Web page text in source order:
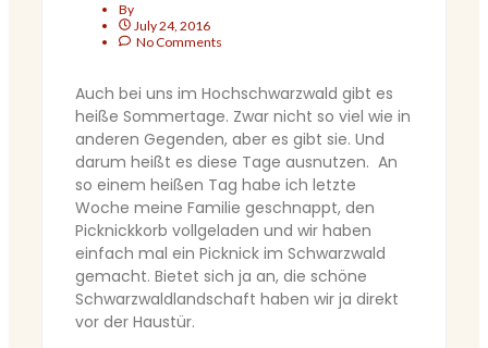
By
July 24, 2016
No Comments
Auch bei uns im Hochschwarzwald gibt es
heiße Sommertage. Zwar nicht so viel wie in
anderen Gegenden, aber es gibt sie. Und
darum heißt es diese Tage ausnutzen. An
so einem heißen Tag habe ich letzte
Woche meine Familie geschnappt, den
Picknickkorb vollgeladen und wir haben
einfach mal ein Picknick im Schwarzwald
gemacht. Bietet sich ja an, die schöne
Schwarzwaldlandschaft haben wir ja direkt
vor der Haustür.